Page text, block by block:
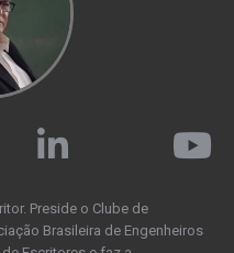
Preside o Clube de
Brasileira de Engenheiros